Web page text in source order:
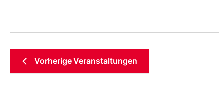
Vorherige Veranstaltungen